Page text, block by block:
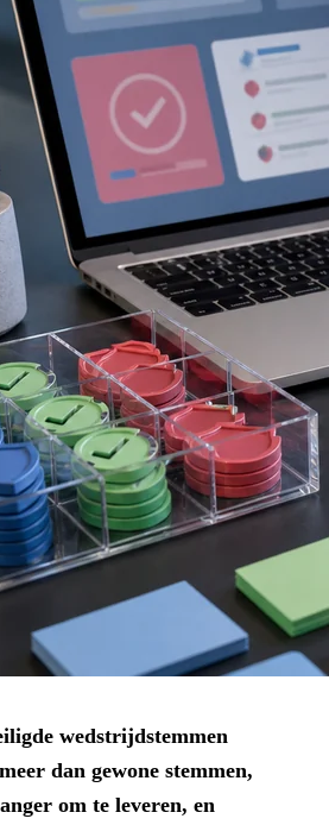
wedstrijdstemmen
dan gewone stemmen,
om te leveren, en